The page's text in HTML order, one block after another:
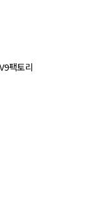
팩토리